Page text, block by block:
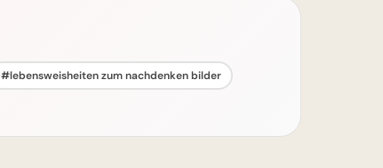
#lebensweisheiten zum nachdenken bilder